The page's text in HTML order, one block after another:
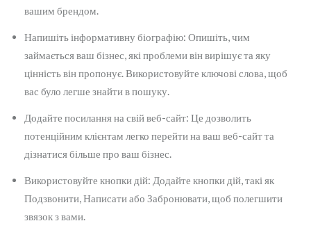
вашим брендом.
Напишіть інформативну біографію: Опишіть, чим
займається ваш бізнес, які проблеми він вирішує та яку
цінність він пропонує. Використовуйте ключові слова, щоб
вас було легше знайти в пошуку.
Додайте посилання на свій веб-сайт: Це дозволить
потенційним клієнтам легко перейти на ваш веб-сайт та
дізнатися більше про ваш бізнес.
Використовуйте кнопки дій: Додайте кнопки дій, такі як
Подзвонити, Написати або Забронювати, щоб полегшити
звязок з вами.